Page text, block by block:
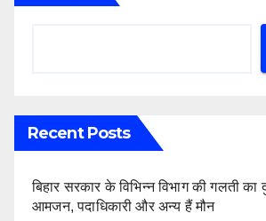
Recent Posts
बिहार सरकार के विभिन्न विभाग की गलती का
आमजन, पदाधिकारी और अन्य हैं मौन